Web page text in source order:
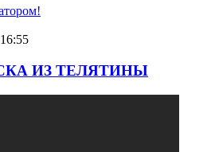
ИЗ ТЕЛЯТИНЫ